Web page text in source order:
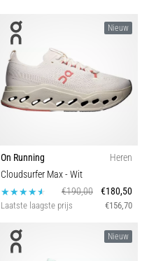
Nieuw
On Running
Heren
Cloudsurfer Max- Wit
€190,00
€180,50
Laatste laagste prijs €156,70
Nieuw